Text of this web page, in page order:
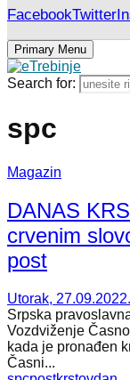
FacebookTwitter
Primary Menu
Search for:
spc
Magazin
DANAS
crvenim
post
Utorak, 27.09.2022.
Srpska
Vozdviženje
kada je pronađen
Časni...